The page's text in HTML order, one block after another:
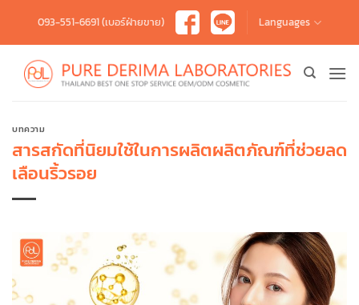
content
093-551-6691 (เบอร์ฝ่ายขาย) Languages
บทความ
สารสกัดที่นิยมใช้ในการผลิตผลิตภัณฑ์ที่ช่วยลด
เลือนริ้วรอย